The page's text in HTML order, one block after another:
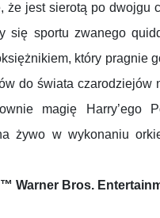
jest sierotą po dwojgu
się sportu zwanego
który pragnie
do świata
magię
żywo w wykonaniu
Warner Bros.